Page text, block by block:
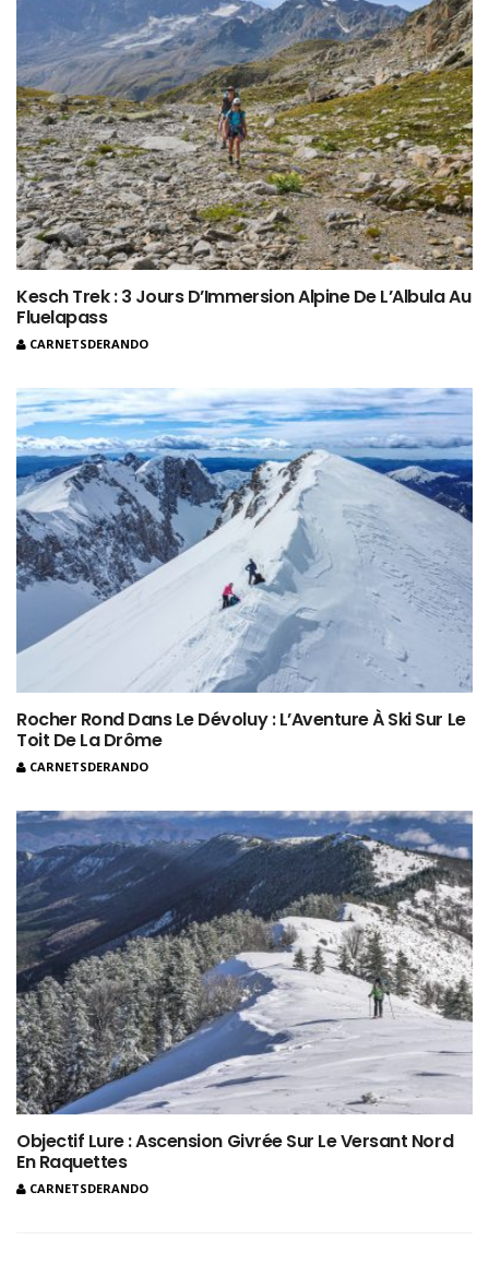
Kesch Trek : 3 Jours D’Immersion Alpine De L’Albula Au
Fluelapass
CARNETSDERANDO
Rocher Rond Dans Le Dévoluy : L’Aventure À Ski Sur Le
Toit De La Drôme
CARNETSDERANDO
Objectif Lure : Ascension Givrée Sur Le Versant Nord
En Raquettes
CARNETSDERANDO